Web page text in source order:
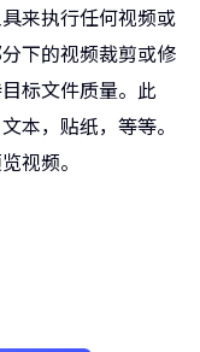
来执行任何视频或
下的视频裁剪或修
标文件质量。此
本，贴纸，等等。
视频。